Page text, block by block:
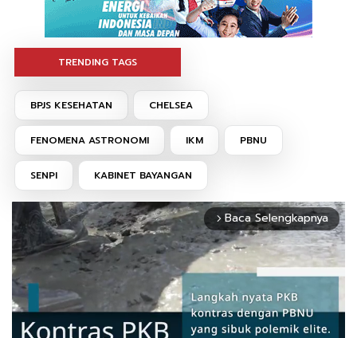
TRENDING TAGS
BPJS KESEHATAN CHELSEA
FENOMENA ASTRONOMI IKM PBNU
SENPI KABINET BAYANGAN
arrow_forward_ios Baca Selengkapnya